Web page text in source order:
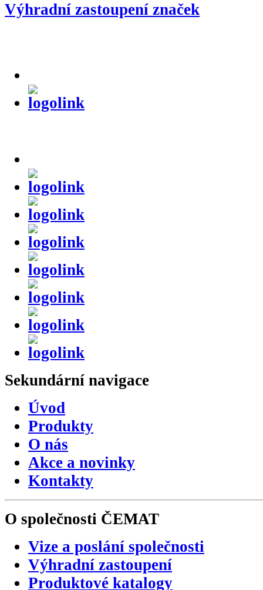
Výhradní zastoupení značek
Sekundární navigace
Úvod
Produkty
O nás
Akce a novinky
Kontakty
O společnosti ČEMAT
Vize a poslání společnosti
Výhradní zastoupení
Produktové katalogy